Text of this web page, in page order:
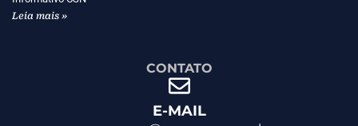
Leia mais »
CONTATO
E-MAIL